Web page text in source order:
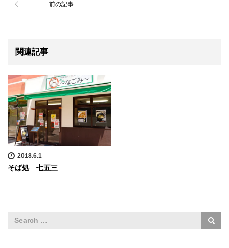
前の記事
関連記事
2018.6.1
そば処 七五三